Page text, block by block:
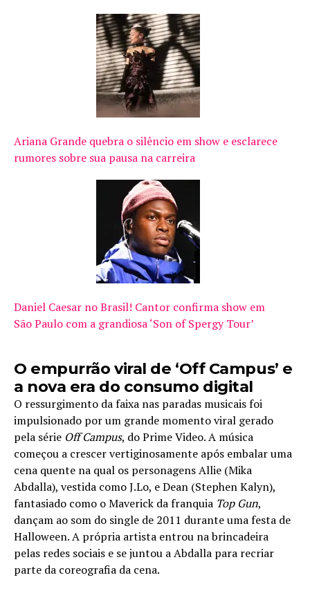
Ariana Grande quebra o silêncio em show e esclarece
rumores sobre sua pausa na carreira
Daniel Caesar no Brasil! Cantor confirma show em
São Paulo com a grandiosa ‘Son of Spergy Tour’
O empurrão viral de ‘Off Campus’ e
a nova era do consumo digital
O ressurgimento da faixa nas paradas musicais foi
impulsionado por um grande momento viral gerado
pela série Off Campus, do Prime Video. A música
começou a crescer vertiginosamente após embalar uma
cena quente na qual os personagens Allie (Mika
Abdalla), vestida como J.Lo, e Dean (Stephen Kalyn),
fantasiado como o Maverick da franquia Top Gun,
dançam ao som do single de 2011 durante uma festa de
Halloween. A própria artista entrou na brincadeira
pelas redes sociais e se juntou a Abdalla para recriar
parte da coreografia da cena.